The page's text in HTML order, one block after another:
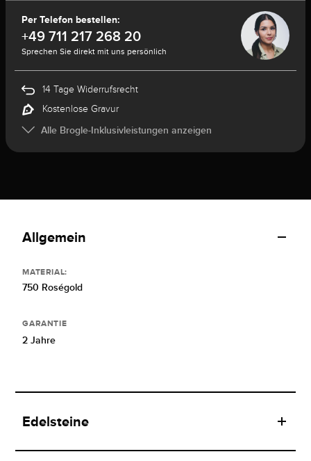
Per Telefon bestellen:
+49 711 217 268 20
Sprechen Sie direkt mit uns persönlich
14 Tage Widerrufsrecht
Kostenlose Gravur
Alle Brogle-Inklusivleistungen anzeigen
Allgemein
MATERIAL:
750 Roségold
GARANTIE
2 Jahre
Edelsteine